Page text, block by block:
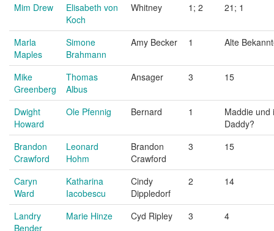
Mim Drew
Elisabeth von
Koch
Whitney 1; 2 21; 1
Marla
Maples
Simone
Brahmann
Amy Becker 1 Alte
Mike
Greenberg
Thomas
Albus
Ansager 3 15
Dwight
Howard
Ole Pfennig Bernard 1
Maddie und
Daddy?
Brandon
Crawford
Leonard
Hohm
Brandon
Crawford
3 15
Caryn
Ward
Katharina
Iacobescu
Cindy
Dippledorf
2 14
Landry
Bender
Marie Hinze Cyd Ripley 3 4